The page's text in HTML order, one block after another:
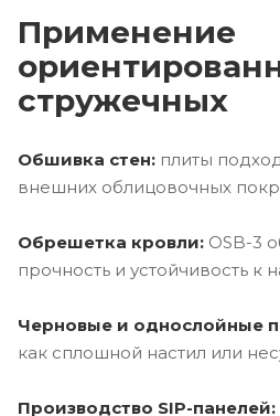
Применение
стружечных
Обшивка стен: плиты
внешних облицовочных
Обрешетка кровли: OSB-3
прочность и устойчивость к
Черновые и однослойные
как сплошной настил или
Производство SIP-панелей: